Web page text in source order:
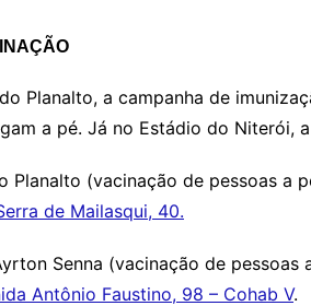
Planalto, a campanha de
a pé. Já no Estádio do
Planalto (vacinação de pessoas a
de Mailasqui, 40.
Senna (vacinação de pessoas
Antônio Faustino, 98 – Cohab V.